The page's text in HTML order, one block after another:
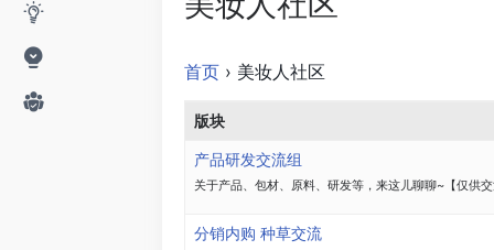
首页 › 美妆人社区
版块
产品研发交流组
关于产品、包材、原料、研发等，来这儿聊聊~【仅供
分销内购 种草交流